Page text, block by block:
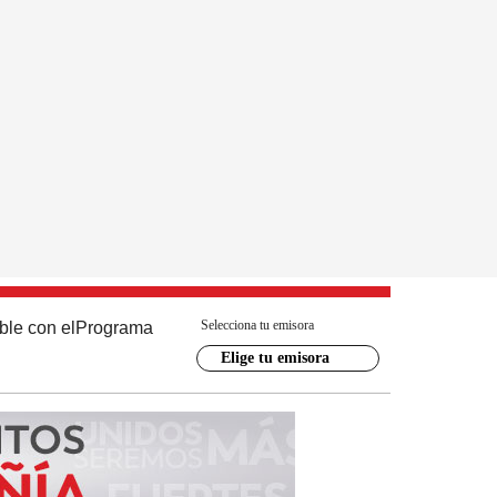
con el Programa Selecciona tu emisora
Elige tu emisora